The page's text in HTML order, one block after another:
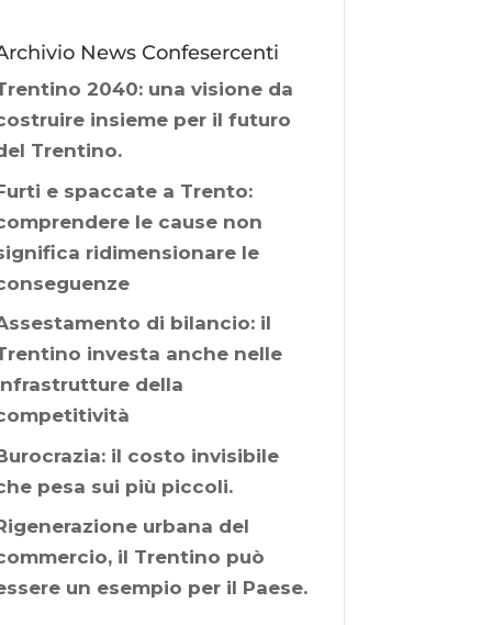
News Confesercenti
2040: una visione da
insieme per il futuro
Trentino.
e spaccate a Trento:
le cause non
ridimensionare le
di bilancio: il
investa anche nelle
della
il costo invisibile
pesa sui più piccoli.
urbana del
il Trentino può
un esempio per il Paese.